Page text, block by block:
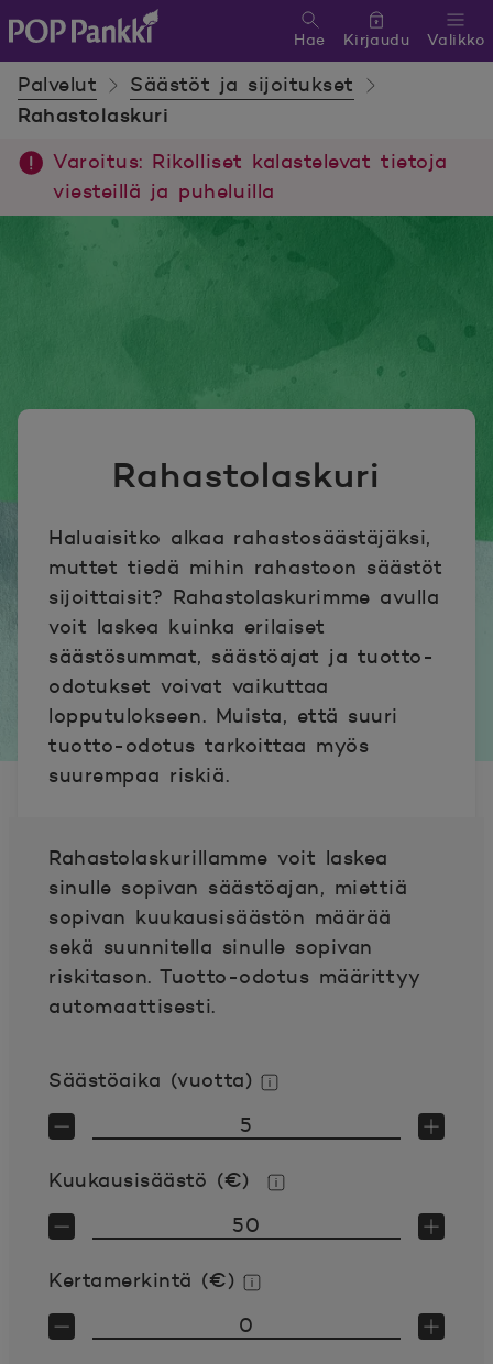
POP Pankki, etusivulle
Valikko
Hae Kirjaudu
Palvelut Säästöt ja sijoitukset
Rahastolaskuri
Varoitus: Rikolliset kalastelevat tietoja
viesteillä ja puheluilla
Rahastolaskuri
Haluaisitko alkaa rahastosäästäjäksi,
muttet tiedä mihin rahastoon säästöt
sijoittaisit? Rahastolaskurimme avulla
voit laskea kuinka erilaiset
säästösummat, säästöajat ja tuotto-
odotukset voivat vaikuttaa
lopputulokseen. Muista, että suuri
tuotto-odotus tarkoittaa myös
suurempaa riskiä.
Rahastolaskurillamme voit laskea
sinulle sopivan säästöajan, miettiä
sopivan kuukausisäästön määrää
sekä suunnitella sinulle sopivan
riskitason. Tuotto-odotus määrittyy
automaattisesti.
Säästöaika (vuotta) Lisätietoja
Kuukausisäästö (€) Lisätietoja
Kertamerkintä (€) Lisätietoja